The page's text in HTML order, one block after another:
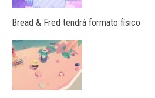
Bread & Fred tendrá formato físico